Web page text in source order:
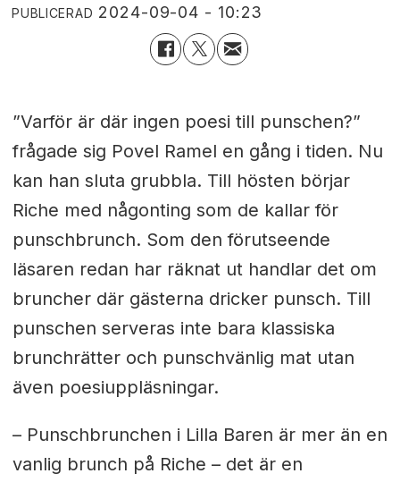
PUBLICERAD 2024-09-04 - 10:23
”Varför är där ingen poesi till punschen?”
frågade sig Povel Ramel en gång i tiden. Nu
kan han sluta grubbla. Till hösten börjar
Riche med någonting som de kallar för
punschbrunch. Som den förutseende
läsaren redan har räknat ut handlar det om
bruncher där gästerna dricker punsch. Till
punschen serveras inte bara klassiska
brunchrätter och punschvänlig mat utan
även poesiuppläsningar.
– Punschbrunchen i Lilla Baren är mer än en
vanlig brunch på Riche – det är en